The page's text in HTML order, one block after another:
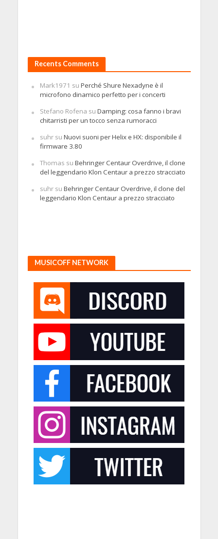
Recents Comments
Mark1971 su Perché Shure Nexadyne è il
microfono dinamico perfetto per i concerti
Stefano Rofena su Damping: cosa fanno i bravi
chitarristi per un tocco senza rumoracci
suhrsu Nuovi suoni per Helix e HX: disponibile il
firmware 3.80
Thomas su Behringer Centaur Overdrive, il clone
del leggendario Klon Centaur a prezzo stracciato
suhrsu Behringer Centaur Overdrive, il clone del
leggendario Klon Centaur a prezzo stracciato
MUSICOFF NETWORK